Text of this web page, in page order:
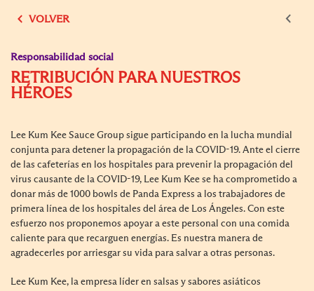
VOLVER
Responsabilidad social
RETRIBUCIÓN PARA NUESTROS
HÉROES
Lee Kum Kee Sauce Group sigue participando en la lucha mundial
conjunta para detener la propagación de la COVID-19. Ante el cierre
de las cafeterías en los hospitales para prevenir la propagación del
virus causante de la COVID-19, Lee Kum Kee se ha comprometido a
donar más de 1000 bowls de Panda Express a los trabajadores de
primera línea de los hospitales del área de Los Ángeles. Con este
esfuerzo nos proponemos apoyar a este personal con una comida
caliente para que recarguen energías. Es nuestra manera de
agradecerles por arriesgar su vida para salvar a otras personas.
Lee Kum Kee, la empresa líder en salsas y sabores asiáticos